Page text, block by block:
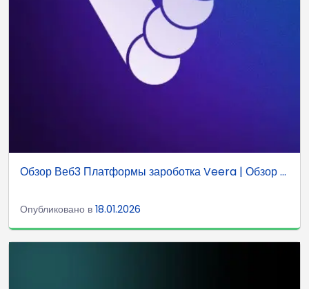
Обзор Веб3 Платформы зароботка Veera | Обзор ...
Опубликовано в 18.01.2026